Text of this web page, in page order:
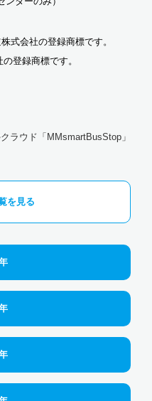
式会社の登録商標です。
登録商標です。
ラウド「MMsmartBusStop」
を見る